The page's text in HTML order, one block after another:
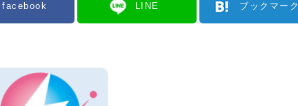
facebook LINE ブックマーク